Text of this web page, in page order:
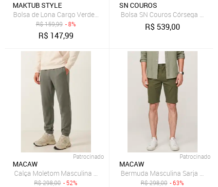
MAKTUB STYLE
Bolsa de Lona Cargo Verde Maktub - Modelo de Ombro de Mão
R$159,99 - 8%
R$ 147,99
SN COUROS
Bolsa SN Couros Córsega
R$ 539,00
Patrocinado
MACAW
Calça Moletom Masculina Reta Conforto Cintura Elastico Verde
R$298,00 - 52%
Patrocinado
MACAW
R$298,00 - 63%